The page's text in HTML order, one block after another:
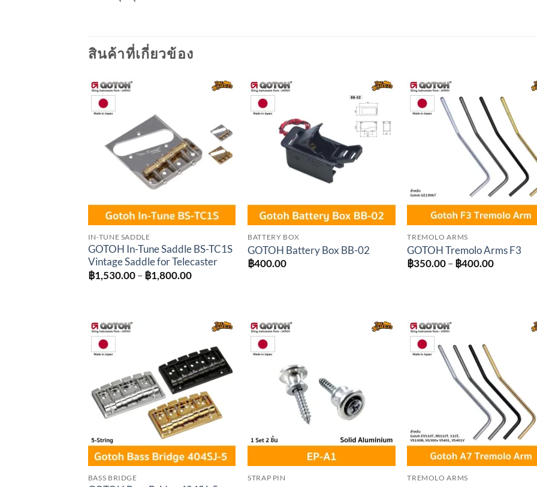
สินค้าที่เกี่ยวข้อง
wishlist
IN-TUNE SADDLE
GOTOH In-Tune Saddle BS-TC1S
Vintage Saddle for Telecaster
฿1,530.00 – ฿1,800.00Price
Add to
wishlist
BATTERY BOX
GOTOH Battery Box BB-02
฿400.00
TREMOLO ARMS
GOTOH Tremolo Arms F3
฿350.00 – ฿400.00Price
Add to
wishlist
BASS BRIDGE STRAP PIN TREMOLO ARMS